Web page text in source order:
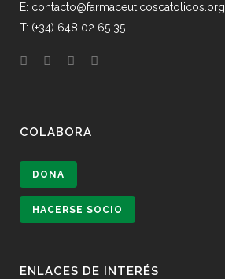
E: contacto@farmaceuticoscatolicos.org
T: (+34) 648 02 65 35
COLABORA
DONA
HACERSE SOCIO
ENLACES DE INTERÉS